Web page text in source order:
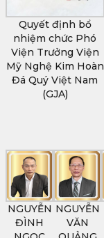
Quyết định bổ
nhiệm chức Phó
Viện Trưởng Viện
Mỹ Nghệ Kim Hoàn
Đá Quý Việt Nam
(GJA)
NGUYỄN
ĐÌNH
NGUYỄN
VĂN